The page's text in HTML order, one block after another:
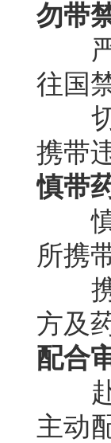
勿带
严
往国
切
携带
慎带
慎
所携
携
方及
配合
赴
主动